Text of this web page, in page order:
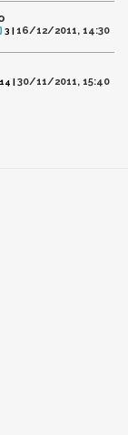
3 |16/12/2011, 14:30
14 |30/11/2011, 15:40